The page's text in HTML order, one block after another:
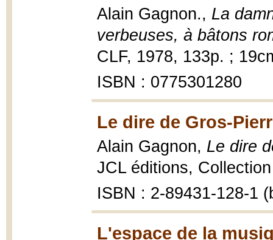
Alain Gagnon., La
verbeuses, à bâtons
CLF, 1978, 133p. ;
ISBN : 0775301280
Le dire de Gros-
Alain Gagnon, Le dire
JCL éditions,
ISBN : 2-89431-128-1
L'espace de la